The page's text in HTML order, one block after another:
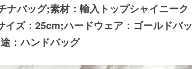
バッグ;素材：輸入トップシャイニーク
ズ：25cm;ハードウェア：ゴールドバッ
：ハンドバッグ